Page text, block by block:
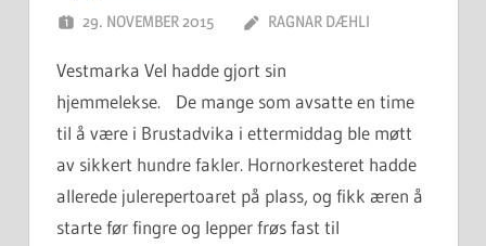
29. NOVEMBER 2015 RAGNAR DÆHLI
Vestmarka Vel hadde gjort sin
hjemmelekse. De mange som avsatte en time
til å være i Brustadvika i ettermiddag ble møtt
av sikkert hundre fakler. Hornorkesteret hadde
allerede julerepertoaret på plass, og fikk æren å
starte før fingre og lepper frøs fast til